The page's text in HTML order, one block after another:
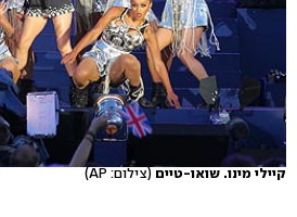
קיילי מינו. שואו-טיים(צילום: AP)